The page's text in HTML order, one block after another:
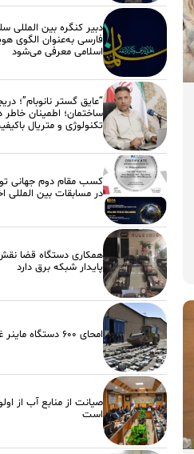
دبیر کنگره بین المللی
فارسی به‌عنوان الگوی
اسلامی معرفی می‌شود
“عایق گستر نانوبام”؛
ساختمان؛ اطمینان خاطر
تکنولوژی و متریال
کسب مقام دوم جهانی
در مسابقات بین المللی
همکاری دستگاه قضا
پایدار شبکه برق دارد
امحای ۶۰۰ دستگاه ماینر غیرمجاز در استان مرکزی
صیانت از منابع آب از
است